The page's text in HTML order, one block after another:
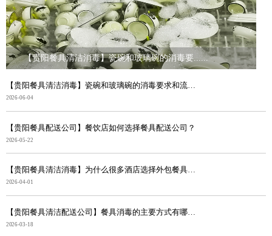
【贵阳餐具清洁消毒】瓷碗和玻璃碗的消毒要......
2026-06-04
【贵阳餐具配送公司】餐饮店如何选择餐具配送公司？
2026-05-22
【贵阳餐具清洁消毒】为什么很多酒店选择外包餐具清洁配...
2026-04-01
2026-03-18